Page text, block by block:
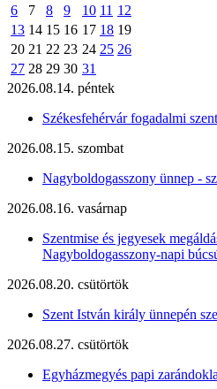
6
7 8 9 10 11 12
13 14 15 16 17 18 19
20 21 22 23 24 25 26
27 28 29 30 31
2026.08.14. péntek
Székesfehérvár fogadalmi
2026.08.15. szombat
Nagyboldogasszony ünnep -
2026.08.16. vasárnap
Szentmise és jegyesek
Nagyboldogasszony-napi
2026.08.20. csütörtök
Szent István király ünnepén
2026.08.27. csütörtök
Egyházmegyés papi